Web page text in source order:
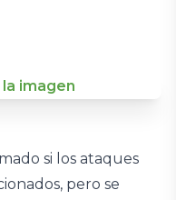
si los ataques
pero se